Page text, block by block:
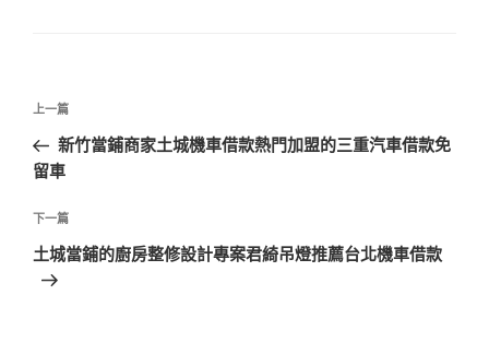
文
導
覽
上
一
篇
章
上一篇
新竹當鋪商家土城機車借款熱門加盟的三重汽車借款免
留車
下
一
篇
下一篇
土城當鋪的廚房整修設計專案君綺吊燈推薦台北機車借款